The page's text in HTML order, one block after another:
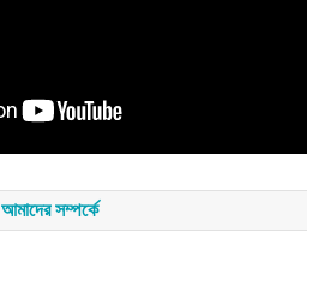
আমাদের সম্পর্কে